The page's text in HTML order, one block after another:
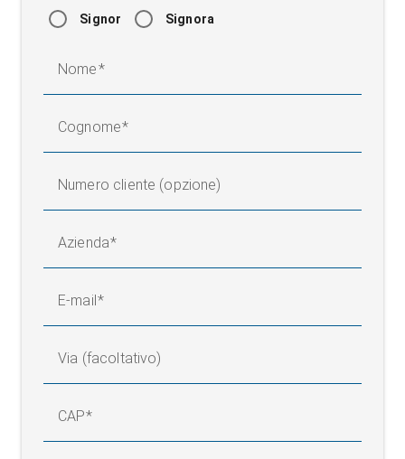
Signor Signora
Nome
Cognome
Numero cliente (opzione)
Azienda
E-mail
Via (facoltativo)
CAP